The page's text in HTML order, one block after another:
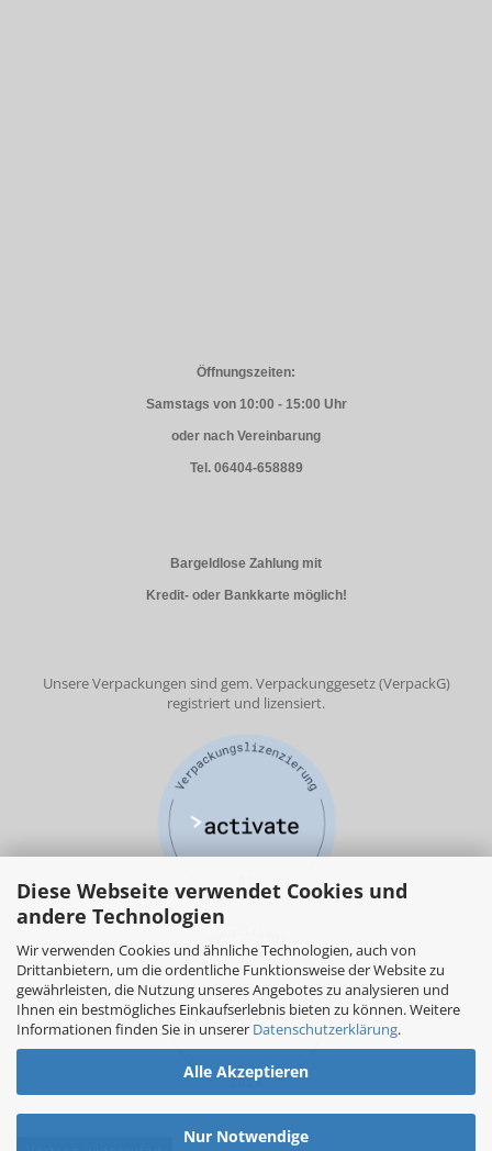
Diese Webseite verwendet Cookies und
andere Technologien
Wir verwenden Cookies und ähnliche Technologien, auch von
Drittanbietern, um die ordentliche Funktionsweise der Website zu
gewährleisten, die Nutzung unseres Angebotes zu analysieren und
Ihnen ein bestmögliches Einkaufserlebnis bieten zu können. Weitere
Informationen finden Sie in unserer Datenschutzerklärung.
Alle Akzeptieren
Nur Notwendige
Öffnungszeiten:
Samstags von 10:00 - 15:00 Uhr
oder nach Vereinbarung
Tel. 06404-658889
Bargeldlose Zahlung mit
Kredit- oder Bankkarte möglich!
Unsere Verpackungen sind gem. Verpackunggesetz (VerpackG)
registriert und lizensiert.